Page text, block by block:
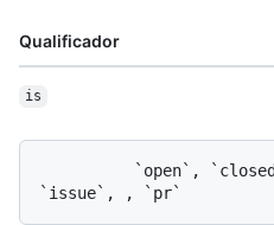
Qualificador
is